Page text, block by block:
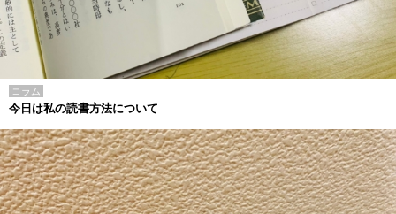
コラム
今日は私の読書方法について